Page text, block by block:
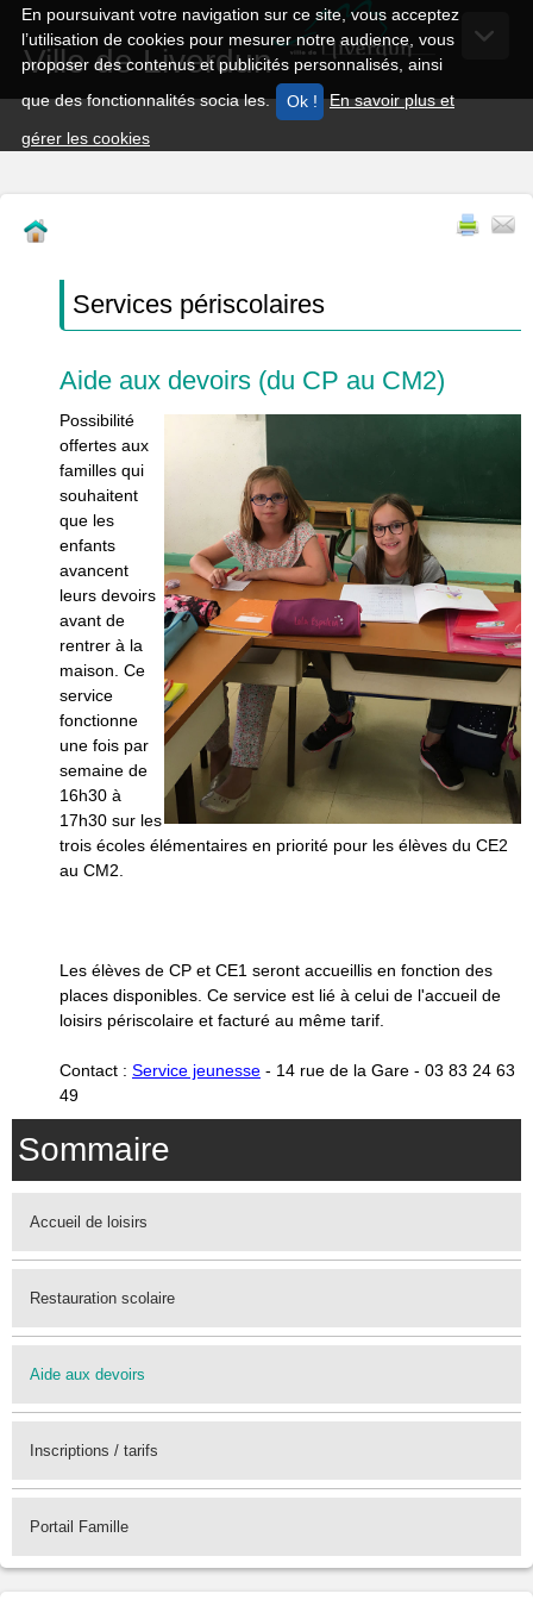
En poursuivant votre navigation sur ce site, vous acceptez
l’utilisation de cookies pour mesurer notre audience, vous
proposer des contenus et publicités personnalisés, ainsi
que des fonctionnalités socia les.
En savoir plus et
gérer les cookies
Ville de Liverdun
Services périscolaires
Aide aux devoirs (du CP au CM2)
Possibilité
offertes aux
familles qui
souhaitent
que les
enfants
avancent
leurs devoirs
avant de
rentrer à la
maison. Ce
service
fonctionne
une fois par
semaine de
16h30 à
17h30 sur les
trois écoles élémentaires en priorité pour les élèves du CE2
au CM2.
Les élèves de CP et CE1 seront accueillis en fonction des
places disponibles. Ce service est lié à celui de l'accueil de
loisirs périscolaire et facturé au même tarif.
Contact : Service jeunesse - 14 rue de la Gare - 03 83 24 63
49
Sommaire
Accueil de loisirs
Restauration scolaire
Aide aux devoirs
Inscriptions / tarifs
Portail Famille